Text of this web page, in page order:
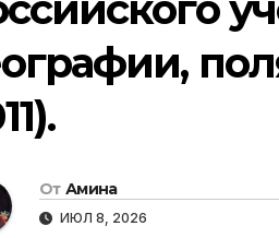
От Амина
ИЮЛ 8, 2026